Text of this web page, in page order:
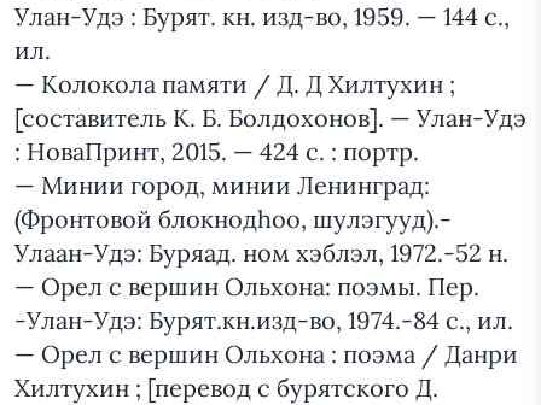
Улан-Удэ : Бурят. кн. изд-во, 1959. — 144 с.,
ил.
— Колокола памяти / Д. Д Хилтухин ;
[составитель К. Б. Болдохонов]. — Улан-Удэ
: НоваПринт, 2015. — 424 с. : портр.
— Минии город, минии Ленинград:
(Фронтовой блокнодhоо, шулэгууд).-
Улаан-Удэ: Буряад. ном хэблэл, 1972.-52 н.
— Орел с вершин Ольхона: поэмы. Пер.
-Улан-Удэ: Бурят.кн.изд-во, 1974.-84 с., ил.
— Орел с вершин Ольхона : поэма / Данри
Хилтухин ; [перевод с бурятского Д.